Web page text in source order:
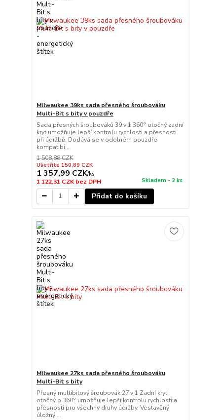
Milwaukee 39ks sada přesného šroubováku
Multi-Bit s bity v pouzdře
Sada přesných šroubováků 39 v 1 360° otočný zadní
kryt umožňuje lepší kontrolu rychlosti a přesnosti
při údržbě. Dodává se v odolném pouzdře
kompatibi...
1 508,88 CZK
Ušetříte 150,89 CZK
1 357,99 CZK/ks
1 122,31 CZKbez DPH Skladem - 2 ks
Přidat do košíku
Milwaukee 27ks sada přesného šroubováku
Multi-Bit s bity
Přesný multibitový šroubovák 27 v 1 Zadní kryt
otočný o 360° umožňuje lepší kontrolu rychlosti a
přesnosti pro všechny druhy údržby. Vestavěný
úložný ...